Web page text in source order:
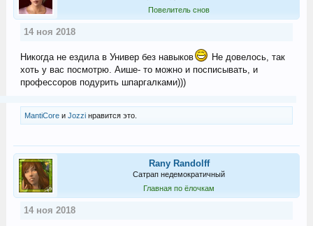
Повелитель снов
14 ноя 2018
Никогда не ездила в Универ без навыков
Не довелось, так
хоть у вас посмотрю. Аише- то можно и посписывать, и
профессоров подурить шпаргалками)))
MantiCoreи Jozziнравится это.
Rany Randolff
Сатрап недемократичный
Главная по ёлочкам
14 ноя 2018